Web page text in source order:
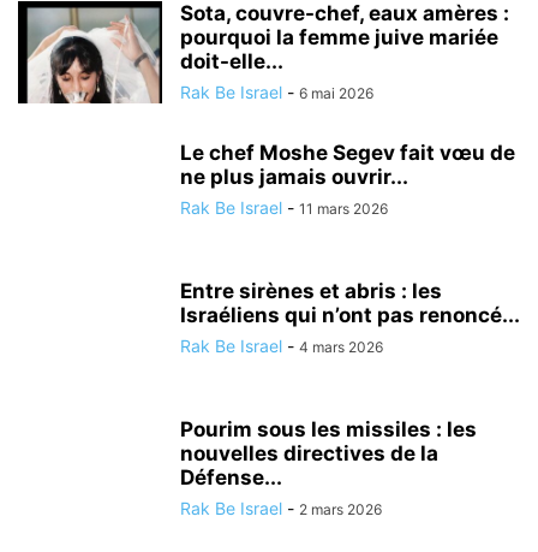
Sota, couvre-chef, eaux amères :
pourquoi la femme juive mariée
doit-elle...
Rak Be Israel - 6 mai 2026
Le chef Moshe Segev fait vœu de
ne plus jamais ouvrir...
Rak Be Israel - 11 mars 2026
Entre sirènes et abris : les
Israéliens qui n’ont pas renoncé...
Rak Be Israel - 4 mars 2026
Pourim sous les missiles : les
nouvelles directives de la
Défense...
Rak Be Israel - 2 mars 2026